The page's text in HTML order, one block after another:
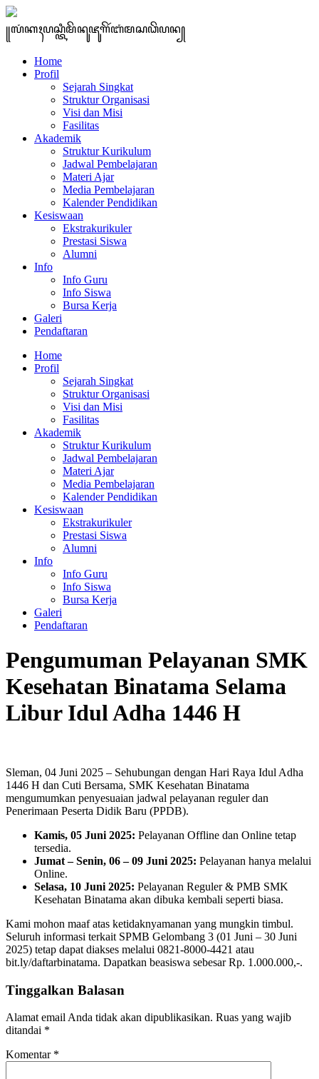
꧋ꦭꦁꦏꦃꦥꦱ꧀ꦠꦶꦩꦼꦤꦸꦗꦸꦒꦼꦂꦧꦁꦩꦱꦣꦼꦥꦤ꧀
Home
Profil
Sejarah Singkat
Struktur Organisasi
Visi dan Misi
Fasilitas
Akademik
Struktur Kurikulum
Jadwal Pembelajaran
Materi Ajar
Media Pembelajaran
Kalender Pendidikan
Kesiswaan
Ekstrakurikuler
Prestasi Siswa
Alumni
Info
Info Guru
Info Siswa
Bursa Kerja
Galeri
Pendaftaran
Home
Profil
Sejarah Singkat
Struktur Organisasi
Visi dan Misi
Fasilitas
Akademik
Struktur Kurikulum
Jadwal Pembelajaran
Materi Ajar
Media Pembelajaran
Kalender Pendidikan
Kesiswaan
Ekstrakurikuler
Prestasi Siswa
Alumni
Info
Info Guru
Info Siswa
Bursa Kerja
Galeri
Pendaftaran
Pengumuman Pelayanan SMK
Kesehatan Binatama Selama
Libur Idul Adha 1446 H
Sleman, 04 Juni 2025 – Sehubungan dengan Hari Raya Idul Adha
1446 H dan Cuti Bersama, SMK Kesehatan Binatama
mengumumkan penyesuaian jadwal pelayanan reguler dan
Penerimaan Peserta Didik Baru (PPDB).
Kamis, 05 Juni 2025: Pelayanan Offline dan Online tetap
tersedia.
Jumat – Senin, 06 – 09 Juni 2025: Pelayanan hanya melalui
Online.
Selasa, 10 Juni 2025: Pelayanan Reguler & PMB SMK
Kesehatan Binatama akan dibuka kembali seperti biasa.
Kami mohon maaf atas ketidaknyamanan yang mungkin timbul.
Seluruh informasi terkait SPMB Gelombang 3 (01 Juni – 30 Juni
2025) tetap dapat diakses melalui 0821-8000-4421 atau
bit.ly/daftarbinatama. Dapatkan beasiswa sebesar Rp. 1.000.000,-.
Tinggalkan Balasan
Alamat email Anda tidak akan dipublikasikan. Ruas yang wajib
ditandai *
Komentar *